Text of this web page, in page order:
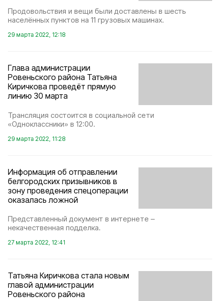
Продовольствия и вещи были доставлены в шесть
населённых пунктов на 11 грузовых машинах.
29 марта 2022, 12:18
Глава администрации
Ровеньского района Татьяна
Киричкова проведёт прямую
линию 30 марта
Трансляция состоится в социальной сети
«Одноклассники» в 12:00.
29 марта 2022, 11:28
Информация об отправлении
белгородских призывников в
зону проведения спецоперации
оказалась ложной
Представленный документ в интернете –
некачественная подделка.
27 марта 2022, 12:41
Татьяна Киричкова стала новым
главой администрации
Ровеньского района